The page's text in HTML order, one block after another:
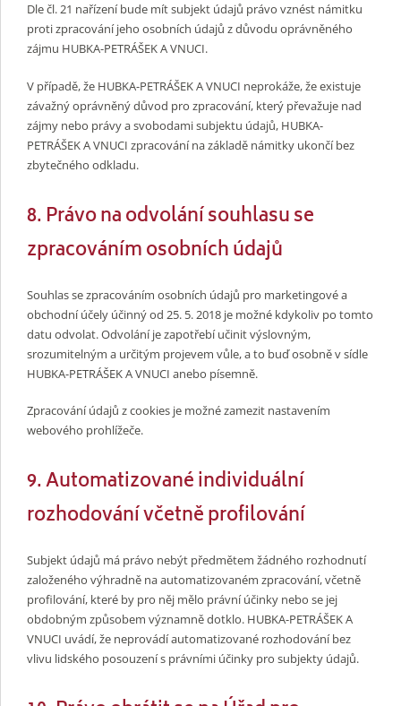
Dle čl. 21 nařízení bude mít subjekt údajů právo vznést námitku
proti zpracování jeho osobních údajů z důvodu oprávněného
zájmu HUBKA-PETRÁŠEK A VNUCI.
V případě, že HUBKA-PETRÁŠEK A VNUCI neprokáže, že existuje
závažný oprávněný důvod pro zpracování, který převažuje nad
zájmy nebo právy a svobodami subjektu údajů, HUBKA-
PETRÁŠEK A VNUCI zpracování na základě námitky ukončí bez
zbytečného odkladu.
8. Právo na odvolání souhlasu se
zpracováním osobních údajů
Souhlas se zpracováním osobních údajů pro marketingové a
obchodní účely účinný od 25. 5. 2018 je možné kdykoliv po tomto
datu odvolat. Odvolání je zapotřebí učinit výslovným,
srozumitelným a určitým projevem vůle, a to buď osobně v sídle
HUBKA-PETRÁŠEK A VNUCI anebo písemně.
Zpracování údajů z cookies je možné zamezit nastavením
webového prohlížeče.
9. Automatizované individuální
rozhodování včetně profilování
Subjekt údajů má právo nebýt předmětem žádného rozhodnutí
založeného výhradně na automatizovaném zpracování, včetně
profilování, které by pro něj mělo právní účinky nebo se jej
obdobným způsobem významně dotklo. HUBKA-PETRÁŠEK A
VNUCI uvádí, že neprovádí automatizované rozhodování bez
vlivu lidského posouzení s právními účinky pro subjekty údajů.